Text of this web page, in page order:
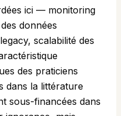
ici — monitoring
données
scalabilité des
des praticiens
dans la littérature
sous-financées dans